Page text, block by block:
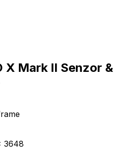
X Mark II Senzor &
3648